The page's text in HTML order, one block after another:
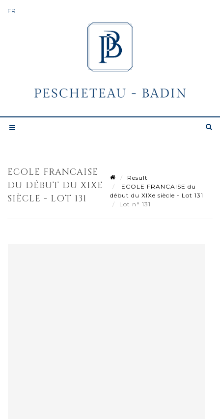
ECOLE FRANCAISE
DU DÉBUT DU XIXE
SIÈCLE - LOT 131
Result
ECOLE FRANCAISE du
début du XIXe siècle - Lot 131
Lot n° 131